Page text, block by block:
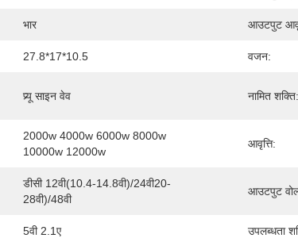
भार आउटपुट
27.8*17*10.5 वजन:
प्र्यू साइन वेव नामित शक्ति:
2000w 4000w 6000w 8000w
10000w 12000w
आवृत्ति:
डीसी 12वी(10.4-14.8वी)/24वी20-
28वी)/48वी
आउटपुट
5वी 2.1ए उपलब्धता